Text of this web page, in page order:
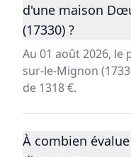
d'une maison
(17330) ?
Au 01 août 2026,
sur-le-Mignon
de 1318 €.
À combien